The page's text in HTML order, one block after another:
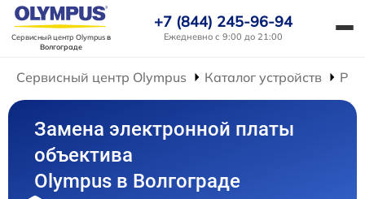
Сервисный центр Olympusв
Волгограде
+7 (844) 245-96-94
Ежедневно с 9:00 до 21:00
Сервисный центр Olympus Каталог устройств
Замена электронной платы
объектива
Olympus в Волгограде